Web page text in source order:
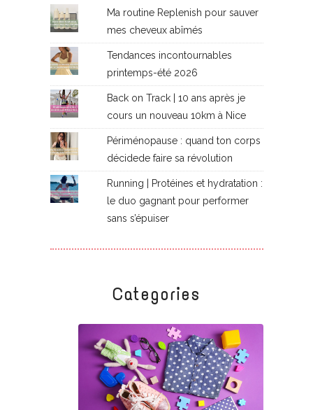
Ma routine Replenish pour sauver
mes cheveux abîmés
Tendances incontournables
printemps-été 2026
Back on Track | 10 ans après je
cours un nouveau 10km à Nice
Périménopause : quand ton corps
décidede faire sa révolution
Running | Protéines et hydratation :
le duo gagnant pour performer
sans s’épuiser
Categories